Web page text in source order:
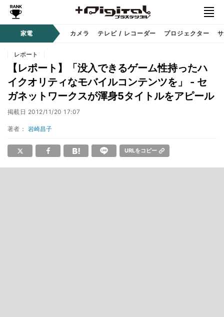
家電 カメラ テレビ / レコーダー プロジェクター
レポート
【レポート】「没入できるゲーム性持ったハ
イクオリティなモバイルコンテンツを」 - セ
ガネットワークスが渾身5タイトルをアピール
掲載日 2012/11/20 17:07
著者： 岩崎昌子
URLをコピー